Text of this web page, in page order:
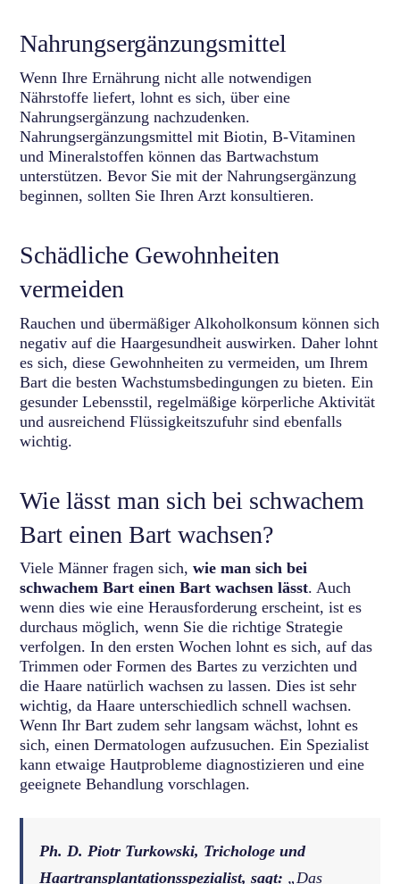
Nahrungsergänzungsmittel
Wenn Ihre Ernährung nicht alle notwendigen
Nährstoffe liefert, lohnt es sich, über eine
Nahrungsergänzung nachzudenken.
Nahrungsergänzungsmittel mit Biotin, B-Vitaminen
und Mineralstoffen können das Bartwachstum
unterstützen. Bevor Sie mit der Nahrungsergänzung
beginnen, sollten Sie Ihren Arzt konsultieren.
Schädliche Gewohnheiten
vermeiden
Rauchen und übermäßiger Alkoholkonsum können sich
negativ auf die Haargesundheit auswirken. Daher lohnt
es sich, diese Gewohnheiten zu vermeiden, um Ihrem
Bart die besten Wachstumsbedingungen zu bieten. Ein
gesunder Lebensstil, regelmäßige körperliche Aktivität
und ausreichend Flüssigkeitszufuhr sind ebenfalls
wichtig.
Wie lässt man sich bei schwachem
Bart einen Bart wachsen?
Viele Männer fragen sich,wie man sich bei
schwachem Bart einen Bart wachsen lässt. Auch
wenn dies wie eine Herausforderung erscheint, ist es
durchaus möglich, wenn Sie die richtige Strategie
verfolgen. In den ersten Wochen lohnt es sich, auf das
Trimmen oder Formen des Bartes zu verzichten und
die Haare natürlich wachsen zu lassen. Dies ist sehr
wichtig, da Haare unterschiedlich schnell wachsen.
Wenn Ihr Bart zudem sehr langsam wächst, lohnt es
sich, einen Dermatologen aufzusuchen. Ein Spezialist
kann etwaige Hautprobleme diagnostizieren und eine
geeignete Behandlung vorschlagen.
Ph. D. Piotr Turkowski, Trichologe und
Haartransplantationsspezialist, sagt: „Das